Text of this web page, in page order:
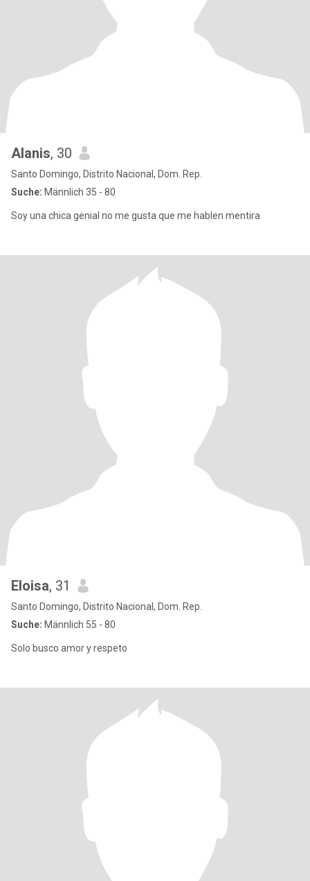
Alanis, 30
Santo Domingo, Distrito Nacional, Dom. Rep.
Suche: Männlich 35 - 80
Soy una chica genial no me gusta que me hablen mentira
Eloisa, 31
Santo Domingo, Distrito Nacional, Dom. Rep.
Suche: Männlich 55 - 80
Solo busco amor y respeto